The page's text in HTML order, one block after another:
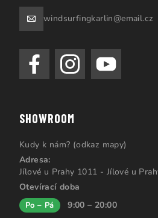
windsurfingkarlin@email.cz
SHOWROOM
Kudy k nám? (odkaz mapy)
Adresa:
Jílové u Prahy 1011 - Jílové u
Otevírací doba
Po – Pá 9:00 – 20:00